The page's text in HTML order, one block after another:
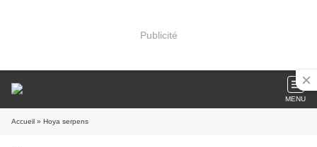
Publicité
MENU
Accueil » Hoya serpens